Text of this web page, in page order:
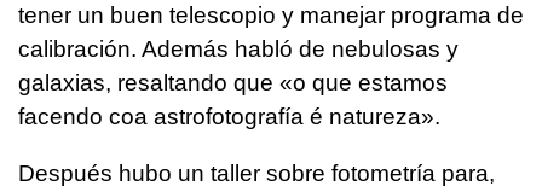
tener un buen telescopio y manejar programa de
calibración. Además habló de nebulosas y
galaxias, resaltando que «o que estamos
facendo coa astrofotografía é natureza».
Después hubo un taller sobre fotometría para,